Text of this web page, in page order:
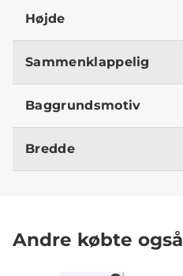
Højde
Sammenklappelig
Baggrundsmotiv
Bredde
Andre købte også